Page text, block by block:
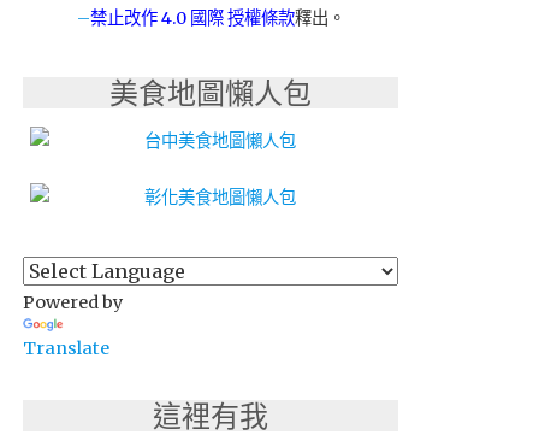
–禁止改作4.0 國際 授權條款釋出。
美食地圖懶人包
Powered by
Translate
這裡有我